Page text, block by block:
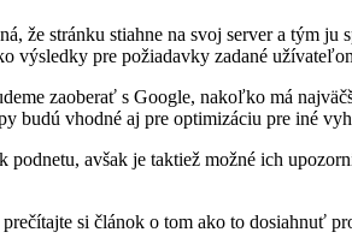
že stránku stiahne na svoj server a tým ju
výsledky pre požiadavky zadané
zaoberať s Google, nakoľko má
budú vhodné aj pre optimizáciu pre iné
avšak je taktiež možné ich
si článok o tom ako to dosiahnuť